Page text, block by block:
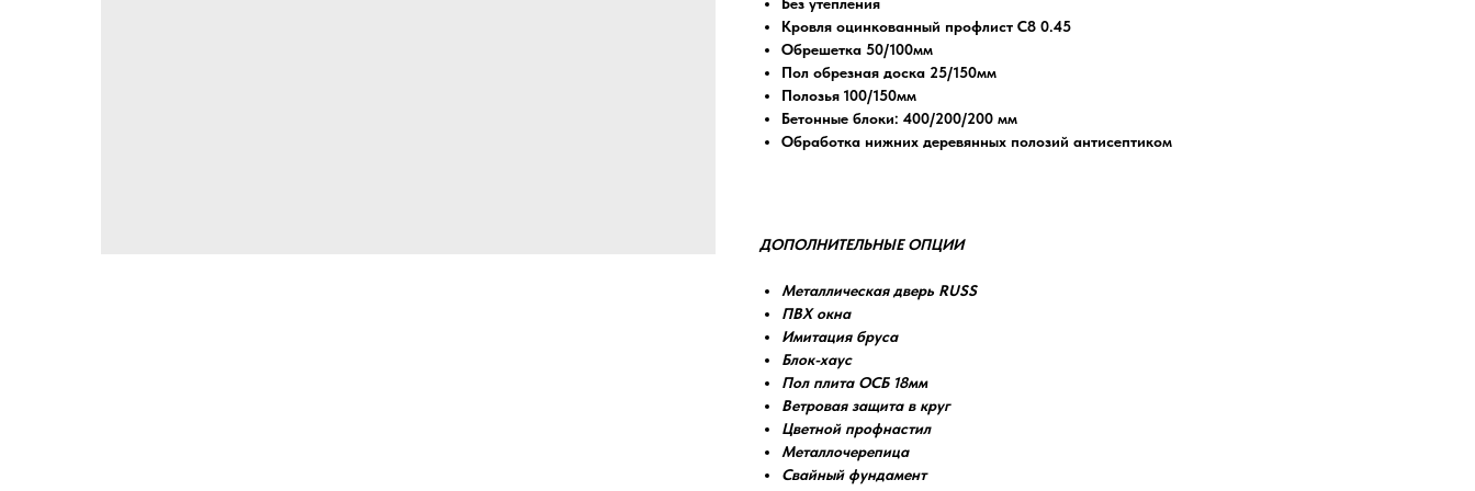
Кровля оцинкованный профлист С8 0.45
Обрешетка 50/100мм
Пол обрезная доска 25/150мм
Полозья 100/150мм
Бетонные блоки: 400/200/200 мм
Обработка нижних деревянных полозий антисептиком
ДОПОЛНИТЕЛЬНЫЕ ОПЦИИ
Металлическая дверь RUSS
ПВХ окна
Имитация бруса
Блок-хаус
Пол плита ОСБ 18мм
Ветровая защита в круг
Цветной профнастил
Металлочерепица
Свайный фундамент